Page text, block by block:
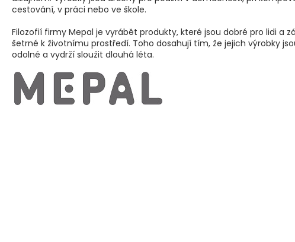
cestování, v práci nebo ve škole.
Filozofií firmy Mepal je vyrábět produkty, které jsou dobré pro lidi a
šetrné k životnímu prostředí. Toho dosahují tím, že jejich výrobky
odolné a vydrží sloužit dlouhá léta.